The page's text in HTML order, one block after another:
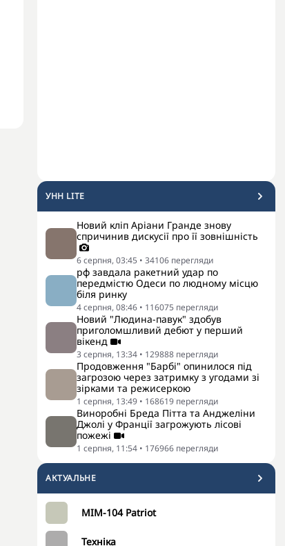
УНН LITE
Новий кліп Аріани Гранде знову
спричинив дискусії про її зовнішність
6 серпня, 03:45 • 34106 перегляди
рф завдала ракетний удар по
передмістю Одеси по людному місцю
біля ринку
4 серпня, 08:46 • 116075 перегляди
Новий "Людина-павук" здобув
приголомшливий дебют у перший
вікенд
3 серпня, 13:34 • 129888 перегляди
Продовження "Барбі" опинилося під
загрозою через затримку з угодами зі
зірками та режисеркою
1 серпня, 13:49 • 168619 перегляди
Виноробні Бреда Пітта та Анджеліни
Джолі у Франції загрожують лісові
пожежі
1 серпня, 11:54 • 176966 перегляди
АКТУАЛЬНЕ
MIM-104 Patriot
Техніка